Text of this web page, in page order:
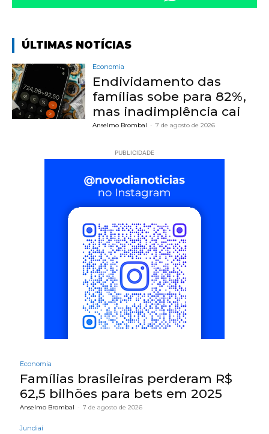
ÚLTIMAS NOTÍCIAS
Economia
Endividamento das
famílias sobe para 82%,
mas inadimplência cai
Anselmo Brombal - 7 de agosto de 2026
PUBLICIDADE
Economia
Famílias brasileiras perderam R$
62,5 bilhões para bets em 2025
Anselmo Brombal - 7 de agosto de 2026
Jundiaí